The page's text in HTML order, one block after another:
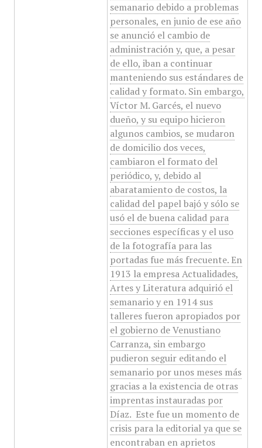
semanario debido a problemas
personales, en junio de ese año
se anunció el cambio de
administración y, que, a pesar
de ello, iban a continuar
manteniendo sus estándares de
calidad y formato. Sin embargo,
Víctor M. Garcés, el nuevo
dueño, y su equipo hicieron
algunos cambios, se mudaron
de domicilio dos veces,
cambiaron el formato del
periódico, y, debido al
abaratamiento de costos, la
calidad del papel bajó y sólo se
usó el de buena calidad para
secciones específicas y el uso
de la fotografía para las
portadas fue más frecuente. En
1913 la empresa Actualidades,
Artes y Literatura adquirió el
semanario y en 1914 sus
talleres fueron apropiados por
el gobierno de Venustiano
Carranza, sin embargo
pudieron seguir editando el
semanario por unos meses más
gracias a la existencia de otras
imprentas instauradas por
Díaz. ​ Este fue un momento de
crisis para la editorial ya que se
encontraban en aprietos